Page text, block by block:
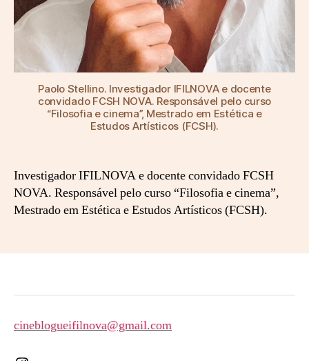
Paolo Stellino. Investigador IFILNOVA e docente
convidado FCSH NOVA. Responsável pelo curso
“Filosofia e cinema”, Mestrado em Estética e
Estudos Artísticos (FCSH).
Investigador IFILNOVA e docente convidado FCSH
NOVA. Responsável pelo curso “Filosofia e cinema”,
Mestrado em Estética e Estudos Artísticos (FCSH).
cineblogueifilnova@gmail.com